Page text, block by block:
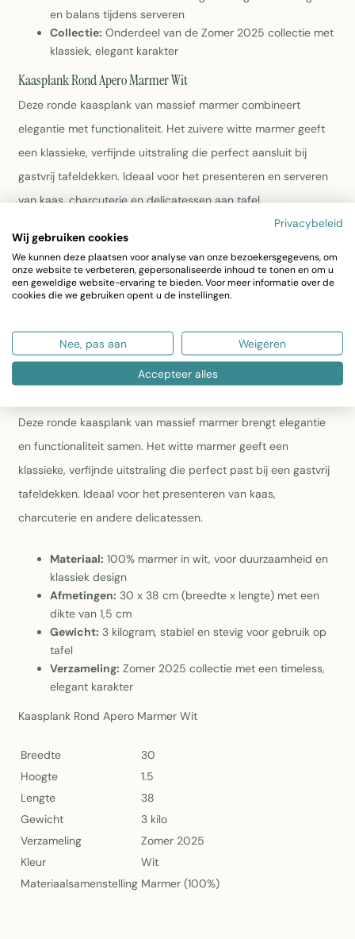
en balans tijdens serveren
Collectie: Onderdeel van de Zomer 2025 collectie met
klassiek, elegant karakter
Kaasplank Rond Apero Marmer Wit
Deze ronde kaasplank van massief marmer combineert
elegantie met functionaliteit. Het zuivere witte marmer geeft
een klassieke, verfijnde uitstraling die perfect aansluit bij
gastvrij tafeldekken. Ideaal voor het presenteren en serveren
van kaas, charcuterie en delicatessen aan tafel.
Materiaal:100% massief marmer in wit voor
duurzaamheid en tijdloos design
Afmetingen:30 x 38 cm met een dikte van 1,5 cm,
compact en elegant op tafel
en balans tijdens gebruik
Collectie:Onderdeel van de Zomer 2025 collectie met
klassiek, elegantkarakter
Deze ronde kaasplank van massief marmer brengt elegantie
en functionaliteit samen. Het witte marmer geeft een
klassieke, verfijnde uitstraling die perfect past bij een gastvrij
tafeldekken. Ideaal voor het presenteren van kaas,
charcuterie en andere delicatessen.
Materiaal: 100% marmer in wit, voor duurzaamheid en
klassiek design
Afmetingen: 30 x 38 cm (breedte x lengte) met een
dikte van 1,5 cm
Gewicht: 3 kilogram, stabiel en stevig voor gebruik op
tafel
Verzameling: Zomer 2025 collectie met een timeless,
elegant karakter
Kaasplank Rond Apero Marmer Wit
Breedte
30
Hoogte
1.5
Lengte
38
Gewicht
3 kilo
Verzameling
Zomer 2025
Kleur
Wit
Materiaalsamenstelling Marmer (100%)
Privacybeleid
Wij gebruiken cookies
We kunnen deze plaatsen voor analyse van onze bezoekersgegevens, om
onze website te verbeteren, gepersonaliseerde inhoud te tonen en om u
een geweldige website-ervaring te bieden. Voor meer informatie over de
cookies die we gebruiken opent u de instellingen.
Nee, pas aan Weigeren
Accepteer alles